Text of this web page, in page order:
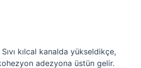
kılcal kanalda yükseldikçe,
adezyona üstün gelir.